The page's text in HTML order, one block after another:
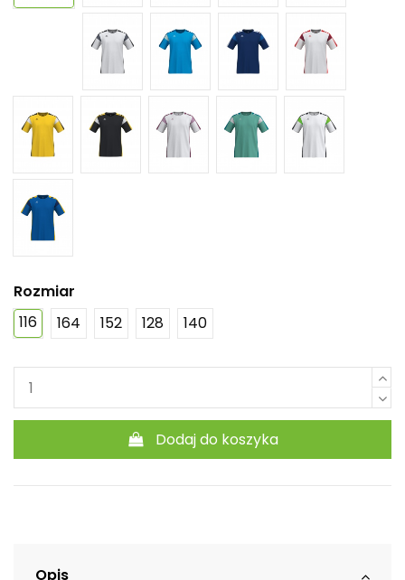
Rozmiar
116
164 152 128 140
Dodaj do koszyka
Opis